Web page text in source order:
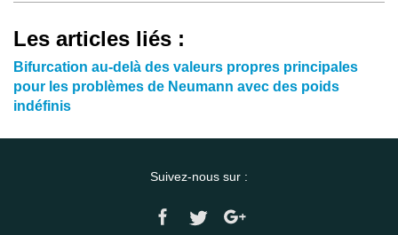
Les articles liés :
Bifurcation au-delà des valeurs propres principales
pour les problèmes de Neumann avec des poids
indéfinis
Suivez-nous sur :